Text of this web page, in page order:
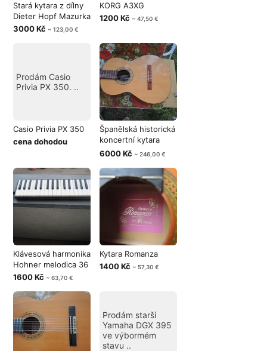
Stará kytara z dílny
Dieter Hopf Mazurka
3000 Kč ~ 123,00 €
KORG A3XG
1200 Kč ~ 47,50 €
Prodám Casio
Privia PX 350. ..
Casio Privia PX 350
cena dohodou
Španělská historická
koncertní kytara
GUISAMA
6000 Kč ~ 246,00 €
Klávesová harmonika
Hohner melodica 36
1600 Kč ~ 63,70 €
Kytara Romanza
1400 Kč ~ 57,30 €
Prodám starší
Yamaha DGX 395
ve výbormém
stavu ..